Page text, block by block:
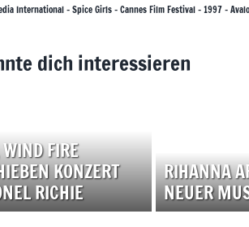
International – Spice Girls – Cannes Film Festival – 1997 –
dich interessieren
FIRE
KONZERT
RICHIE
RIHANNA
NEUER